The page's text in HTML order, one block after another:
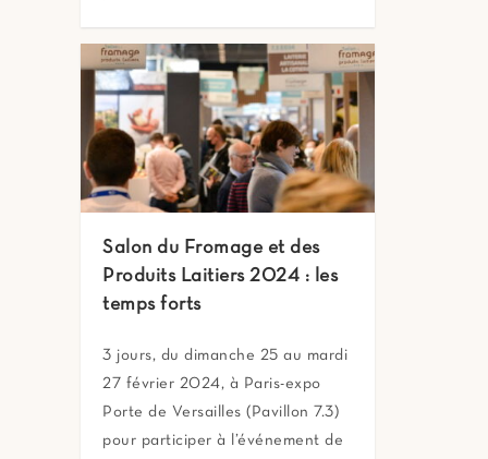
Salon du Fromage et des
Produits Laitiers 2024 : les
temps forts
3 jours, du dimanche 25 au mardi
27 février 2024, à Paris-expo
Porte de Versailles (Pavillon 7.3)
pour participer à l’événement de